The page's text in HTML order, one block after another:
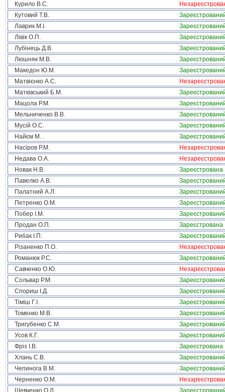
Курило В.С.
Кутовий Т.В.
Лаврик М.І.
Лівік О.П.
Лубінець Д.В.
Люшняк М.В.
Македон Ю.М.
Матвієнко А.С.
Матківський Б.М.
Мацола Р.М.
Мельниченко В.В.
Мусій О.С.
Найєм М. .
Насіров Р.М.
Недава О.А.
Новак Н.В.
Зареєстрована
Павелко А.В.
Палатний А.Л.
Петренко О.М.
Побер І.М.
Продан О.П.
Зареєстрована
Рибак І.П.
Різаненко П.О.
Романюк Р.С.
Савченко О.Ю.
Сольвар Р.М.
Спориш І.Д.
Тіміш Г.І.
Томенко М.В.
Тригубенко С.М.
Усов К.Г.
Фріз І.В.
Зареєстрована
Хлань С.В.
Чепинога В.М.
Черненко О.М.
Шевченко О.Л.